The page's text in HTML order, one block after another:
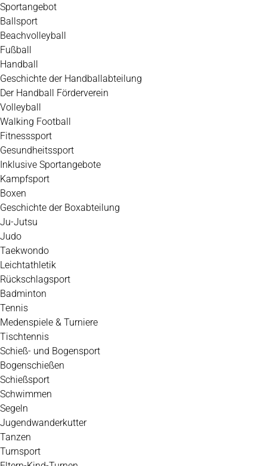
Zum
Inhalt
springen
Sportangebot
Ballsport
Beachvolleyball
Fußball
Handball
Geschichte der Handballabteilung
Der Handball Förderverein
Volleyball
Walking Football
Fitnesssport
Gesundheitssport
Inklusive Sportangebote
Kampfsport
Boxen
Geschichte der Boxabteilung
Ju-Jutsu
Judo
Taekwondo
Leichtathletik
Rückschlagsport
Badminton
Tennis
Medenspiele & Turniere
Tischtennis
Schieß- und Bogensport
Bogenschießen
Schießsport
Schwimmen
Segeln
Jugendwanderkutter
Tanzen
Turnsport